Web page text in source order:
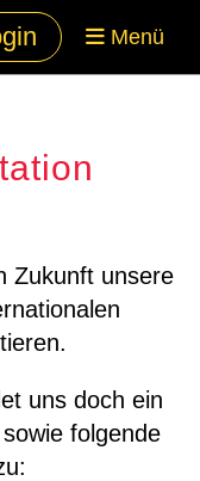
Menü
Zukunft unsere
uns doch ein
folgende